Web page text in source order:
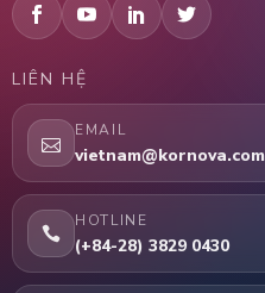
LIÊN HỆ
EMAIL
vietnam@kornova.com
HOTLINE
(+84-28) 3829 0430